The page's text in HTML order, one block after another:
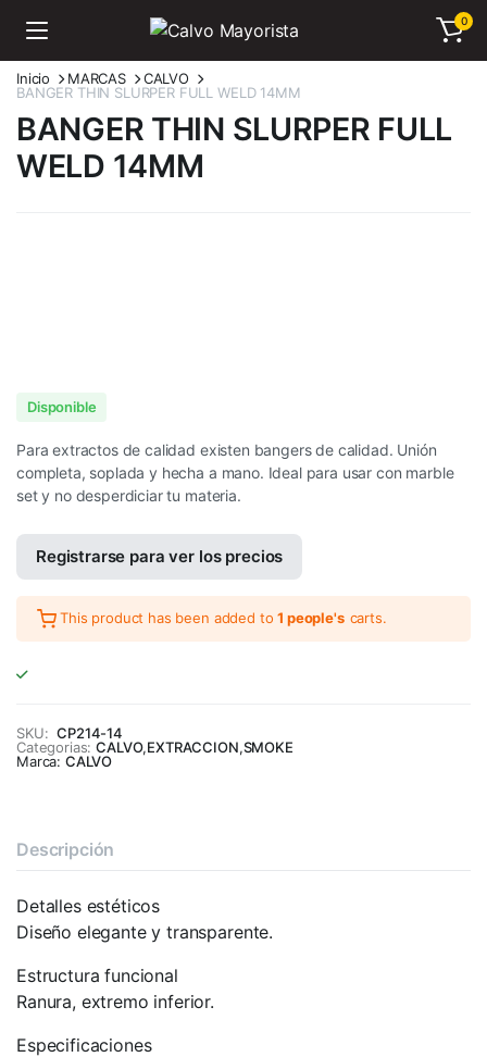
0
Inicio MARCAS
CALVO
BANGER THIN SLURPER FULL WELD 14MM
BANGER THIN SLURPER FULL
WELD 14MM
Disponible
Para extractos de calidad existen bangers de calidad. Unión
completa, soplada y hecha a mano. Ideal para usar con marble
set y no desperdiciar tu materia.
Registrarse para ver los precios
This product has been added to1 people's carts.
SKU: CP214-14
Categorias: CALVO,EXTRACCION,SMOKE
Marca: CALVO
Descripción
Detalles estéticos
Diseño elegante y transparente.
Estructura funcional
Ranura, extremo inferior.
Especificaciones